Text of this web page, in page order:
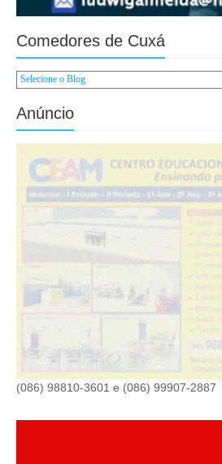
Comedores de Cuxá
Anúncio
(086) 98810-3601 e (086) 99907-2887